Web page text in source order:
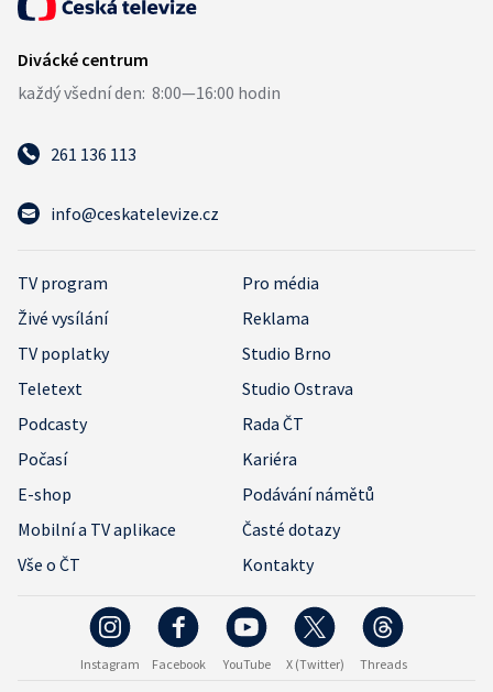
261 136 113
info@ceskatelevize.cz
TV program
Pro média
Živé vysílání
Reklama
TV poplatky
Studio Brno
Teletext
Studio Ostrava
Podcasty
Rada ČT
Počasí
Kariéra
E-shop
Podávání námětů
Mobilní a TV aplikace
Časté dotazy
Vše o ČT
Kontakty
Instagram Facebook YouTube X (Twitter) Threads